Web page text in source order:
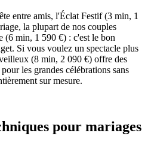
entre amis, l'Éclat Festif (3 min, 1
la plupart de nos couples
(6 min, 1 590 €) : c'est le bon
Si vous voulez un spectacle plus
(8 min, 2 090 €) offre des
les grandes célébrations sans
sur mesure.
pour mariages